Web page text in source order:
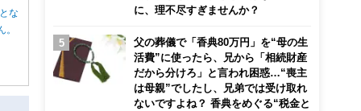
な
。
に、理不尽すぎませんか？
父の葬儀で「香典80万円」を“母の生
活費”に使ったら、兄から「相続財産
だから分けろ」と言われ困惑…“喪主
は母親”でしたし、兄弟では受け取れ
ないですよね？ 香典をめぐる“税金と